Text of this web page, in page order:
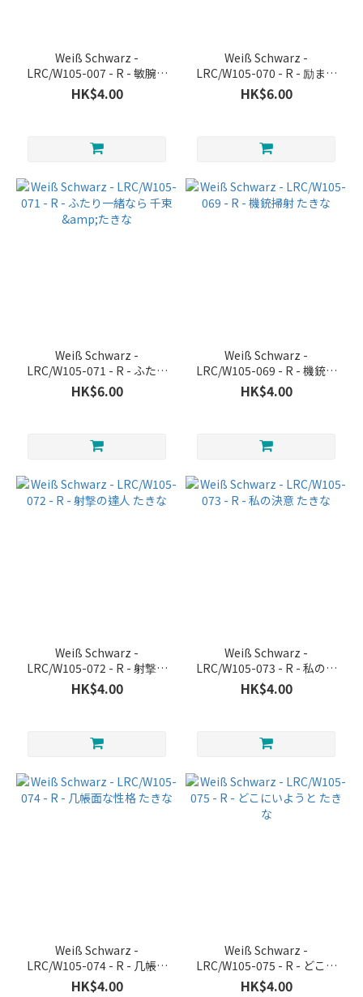
Weiß Schwarz -
LRC/W105-007 - R - 敏腕経
理 たきな
HK$4.00
Weiß Schwarz -
LRC/W105-070 - R - 励ます
たきな
HK$6.00
Weiß Schwarz -
LRC/W105-071 - R - ふたり
一緒なら 千束&たきな
HK$6.00
Weiß Schwarz -
LRC/W105-069 - R - 機銃掃
射 たきな
HK$4.00
Weiß Schwarz -
LRC/W105-072 - R - 射撃の
達人 たきな
HK$4.00
Weiß Schwarz -
LRC/W105-073 - R - 私の決
意 たきな
HK$4.00
Weiß Schwarz -
LRC/W105-074 - R - 几帳面
な性格 たきな
HK$4.00
Weiß Schwarz -
LRC/W105-075 - R - どこに
いようと たきな
HK$4.00